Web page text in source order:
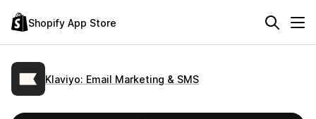
Shopify App Store
Klaviyo: Email Marketing & SMS